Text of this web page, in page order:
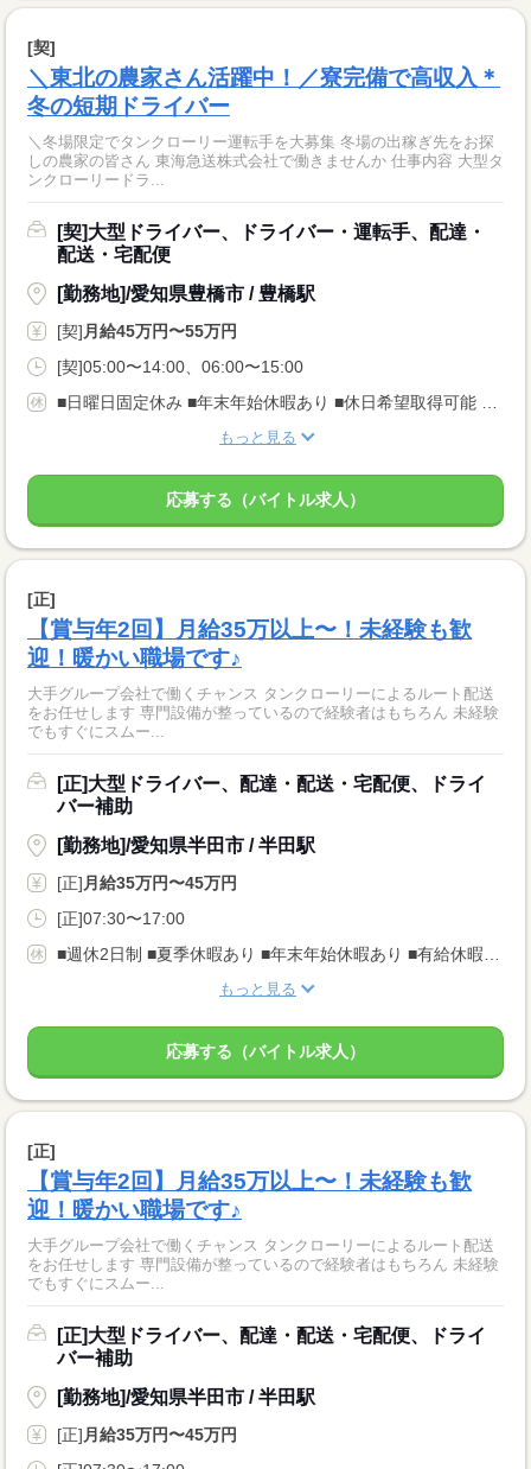
[契]
＼東北の農家さん活躍中！／寮完備で高収入＊
冬の短期ドライバー
＼冬場限定でタンクローリー運転手を大募集 冬場の出稼ぎ先をお探
しの農家の皆さん 東海急送株式会社で働きませんか 仕事内容 大型タ
ンクローリードラ...
[契]大型ドライバー、ドライバー・運転手、配達・
配送・宅配便
[勤務地]/愛知県豊橋市 / 豊橋駅
[契] 月給45万円〜55万円
[契]05:00〜14:00、06:00〜15:00
もっと見る
応募する（バイトル求人）
[正]
【賞与年2回】月給35万以上〜！未経験も歓
迎！暖かい職場です♪
大手グループ会社で働くチャンス タンクローリーによるルート配送
をお任せします 専門設備が整っているので経験者はもちろん 未経験
でもすぐにスムー...
[正]大型ドライバー、配達・配送・宅配便、ドライ
バー補助
[勤務地]/愛知県半田市 / 半田駅
[正] 月給35万円〜45万円
[正]07:30〜17:00
もっと見る
応募する（バイトル求人）
[正]
【賞与年2回】月給35万以上〜！未経験も歓
迎！暖かい職場です♪
大手グループ会社で働くチャンス タンクローリーによるルート配送
をお任せします 専門設備が整っているので経験者はもちろん 未経験
でもすぐにスムー...
[正]大型ドライバー、配達・配送・宅配便、ドライ
バー補助
[勤務地]/愛知県半田市 / 半田駅
[正] 月給35万円〜45万円